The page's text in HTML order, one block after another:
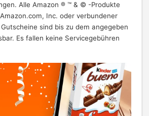
Alle Amazon ® ™ & © -Produkte
Inc. oder verbundener
sind bis zu dem angegeben
Es fallen keine Servicegebühren